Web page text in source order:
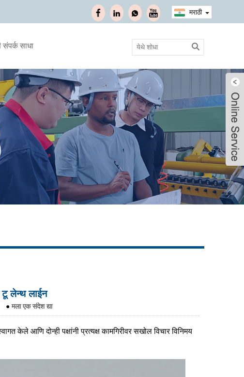
मराठी
संपर्क साधा
लेन्थ लाईन
●मला एक संदेश द्या
केले आणि दोन्ही पक्षांनी प्रत्यक्ष कामगिरीवर सखोल विचार विनिमय